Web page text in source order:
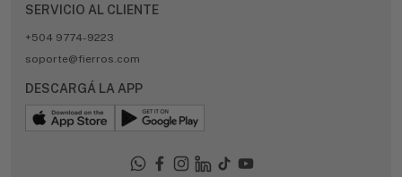
SERVICIO AL CLIENTE
+504 9774-9223
soporte@fierros.com
DESCARGÁ LA APP